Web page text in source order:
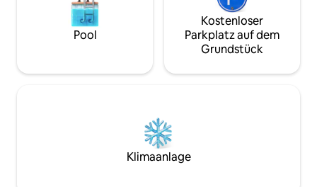
Pool
Kostenloser
Parkplatz auf dem
Grundstück
Klimaanlage